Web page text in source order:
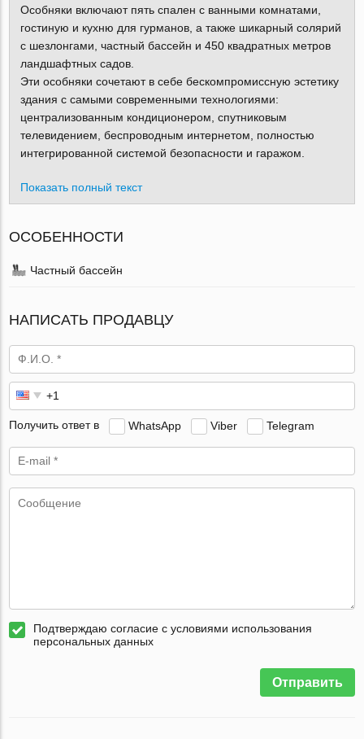
Особняки включают пять спален с ванными комнатами,
гостиную и кухню для гурманов, а также шикарный солярий
с шезлонгами, частный бассейн и 450 квадратных метров
ландшафтных садов.
Эти особняки сочетают в себе бескомпромиссную эстетику
здания с самыми современными технологиями:
централизованным кондиционером, спутниковым
телевидением, беспроводным интернетом, полностью
интегрированной системой безопасности и гаражом.
Показать полный текст
ОСОБЕННОСТИ
Частный бассейн
НАПИСАТЬ ПРОДАВЦУ
Получить ответ в WhatsApp Viber Telegram
Подтверждаю согласие с условиями использования
персональных данных
Отправить